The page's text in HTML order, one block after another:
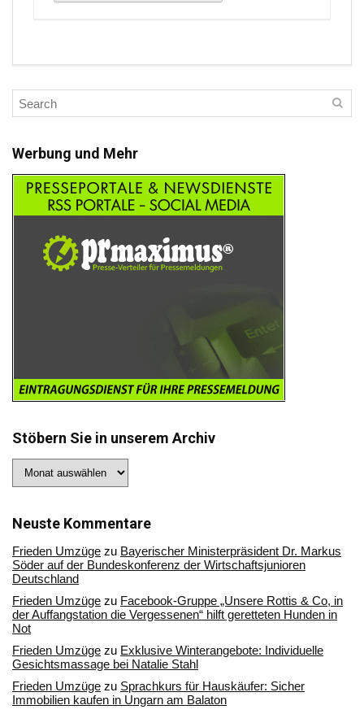
Werbung und Mehr
Stöbern Sie in unserem Archiv
Sie
Archiv
Neuste Kommentare
Frieden Umzüge zu Bayerischer Ministerpräsident Dr. Markus
Söder auf der Bundeskonferenz der Wirtschaftsjunioren
Deutschland
Frieden Umzüge zu Facebook-Gruppe „Unsere Rottis & Co, in
der Auffangstation die Vergessenen“ hilft geretteten Hunden in
Not
Frieden Umzüge zu Exklusive Winterangebote: Individuelle
Gesichtsmassage bei Natalie Stahl
Frieden Umzüge zu Sprachkurs für Hauskäufer: Sicher
Immobilien kaufen in Ungarn am Balaton